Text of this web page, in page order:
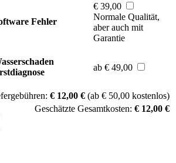
Fehler
€ 39,00
Normale Qualität,
aber auch mit
Garantie
ab € 49,00
€ 12,00 € (ab € 50,00 kostenlos)
Geschätzte Gesamtkosten: € 12,00 €